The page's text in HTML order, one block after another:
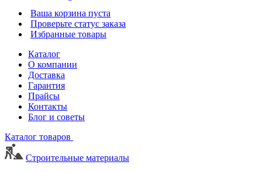
Ваша корзина пуста
Проверьте статус заказа
Избранные товары
Каталог
О компании
Доставка
Гарантия
Прайсы
Контакты
Блог и советы
Каталог товаров
Строительные материалы